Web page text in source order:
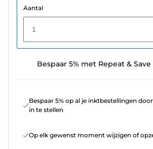
Aantal
1
Bespaar 5% met Repeat & Save
Bespaar 5% op al je inktbestellingen
in te stellen
Op elk gewenst moment wijzigen of